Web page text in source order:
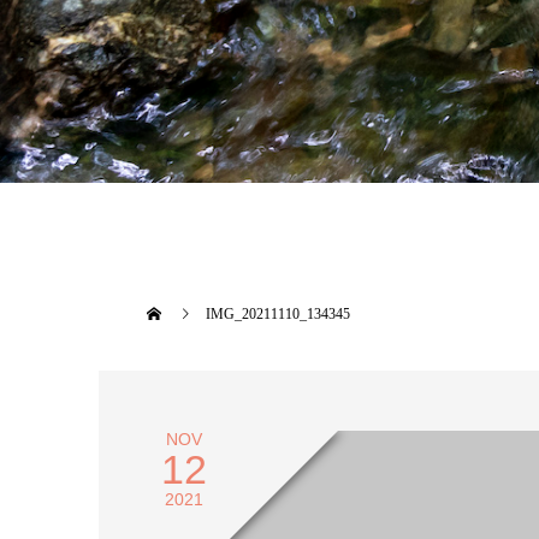
IMG_20211110_134345
NOV
12
2021